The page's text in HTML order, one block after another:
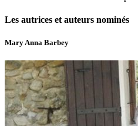
Les autrices et auteurs nominés
Mary Anna Barbey